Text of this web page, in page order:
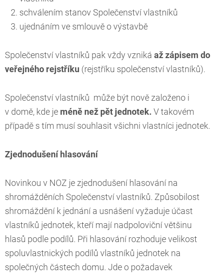
schválením stanov Společenství vlastníků
ujednáním ve smlouvě o výstavbě
Společenství vlastníků pak vždy vzniká až zápisem do
veřejného rejstříku (rejstříku společenství vlastníků).
Společenství vlastníků může být nově založeno i
v domě, kde je méně než pět jednotek. V takovém
případě s tím musí souhlasit všichni vlastníci jednotek.
Zjednodušení hlasování
Novinkou v NOZ je zjednodušení hlasování na
shromážděních Společenství vlastníků. Způsobilost
shromáždění k jednání a usnášení vyžaduje účast
vlastníků jednotek, kteří mají nadpoloviční většinu
hlasů podle podílů. Při hlasování rozhoduje velikost
spoluvlastnických podílů vlastníků jednotek na
společných částech domu. Jde o požadavek